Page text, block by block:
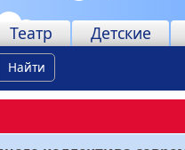
Театр Детские
Найти